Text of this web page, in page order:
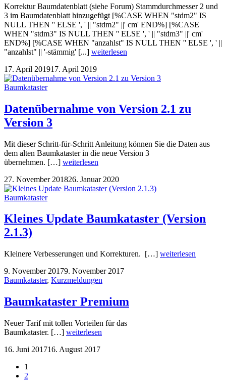
Korrektur Baumdatenblatt (siehe Forum) Stammdurchmesser 2 und
3 im Baumdatenblatt hinzugefügt [%CASE WHEN "stdm2" IS
NULL THEN '' ELSE ', ' || "stdm2" ||' cm' END%] [%CASE
WHEN "stdm3" IS NULL THEN '' ELSE ', ' || "stdm3" ||' cm'
END%] [%CASE WHEN "anzahlst" IS NULL THEN '' ELSE ', ' ||
"anzahlst" || '-stämmig' [...] weiterlesen
17. April 201917. April 2019
Baumkataster
Datenübernahme von Version 2.1 zu
Version 3
Mit dieser Schritt-für-Schritt Anleitung können Sie die Daten aus
dem alten Baumkataster in die neue Version 3
übernehmen. […] weiterlesen
27. November 201826. Januar 2020
Baumkataster
Kleines Update Baumkataster (Version
2.1.3)
Kleinere Verbesserungen und Korrekturen. […] weiterlesen
9. November 20179. November 2017
Baumkataster, Kurzmeldungen
Baumkataster Premium
Neuer Tarif mit tollen Vorteilen für das
Baumkataster. […] weiterlesen
16. Juni 201716. August 2017
1
2